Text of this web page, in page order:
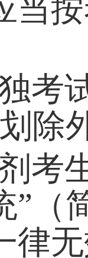
一
当
考
除
考